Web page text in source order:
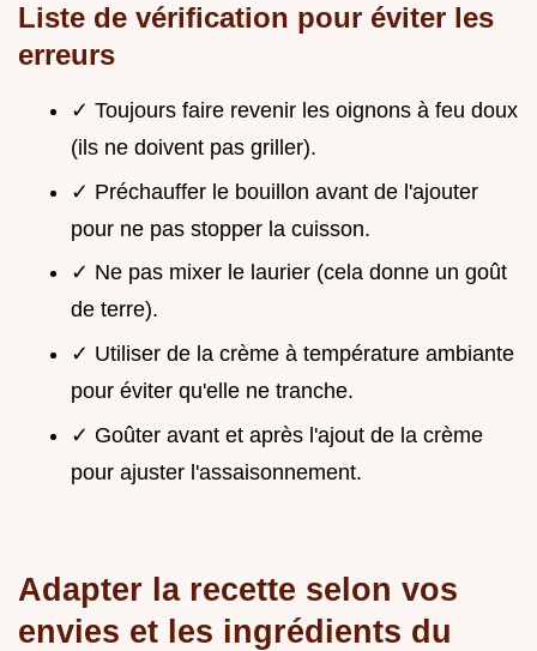
Liste de vérification pour éviter les
erreurs
✓ Toujours faire revenir les oignons à feu doux
(ils ne doivent pas griller).
✓ Préchauffer le bouillon avant de l'ajouter
pour ne pas stopper la cuisson.
✓ Ne pas mixer le laurier (cela donne un goût
de terre).
✓ Utiliser de la crème à température ambiante
pour éviter qu'elle ne tranche.
✓ Goûter avant et après l'ajout de la crème
pour ajuster l'assaisonnement.
Adapter la recette selon vos
envies et les ingrédients du